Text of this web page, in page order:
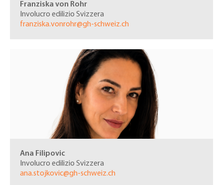
Franziska von Rohr
Involucro edilizio Svizzera
franziska.vonrohr@gh-schweiz.ch
Ana Filipovic
Involucro edilizio Svizzera
ana.stojkovic@gh-schweiz.ch